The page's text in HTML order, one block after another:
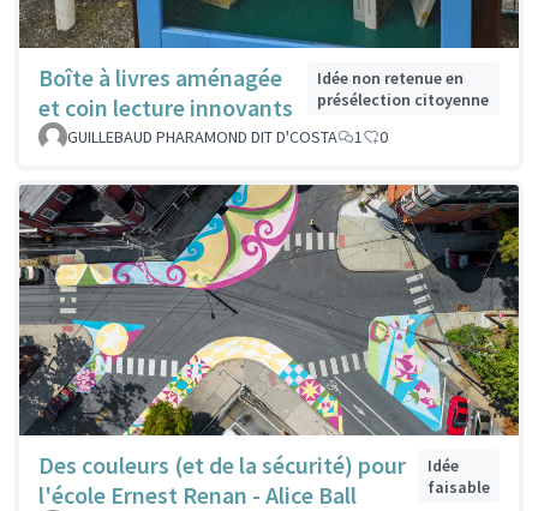
Boîte à livres aménagée
et coin lecture innovants
Idée non retenue en
présélection citoyenne
GUILLEBAUD PHARAMOND DIT D'COSTA
1 0
Des couleurs (et de la sécurité) pour
l'école Ernest Renan - Alice Ball
Idée
faisable